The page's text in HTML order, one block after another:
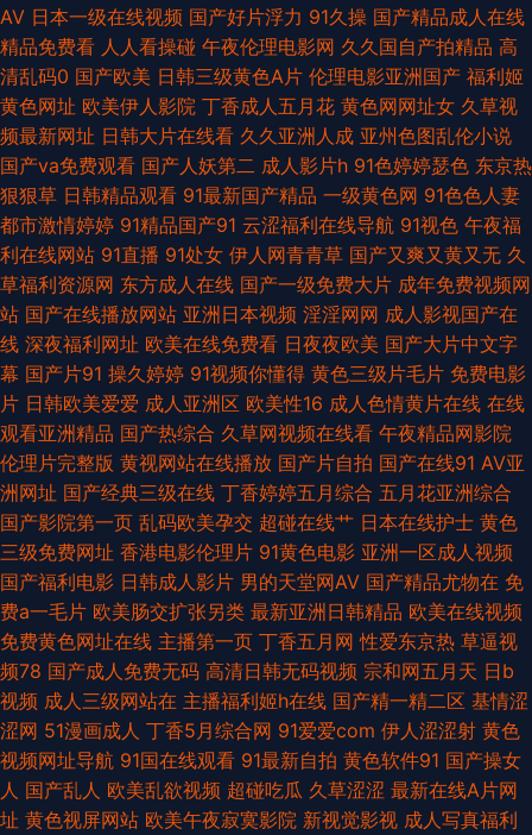
51社区精品视频 久久草莓在线视频 久久嫩草免费看 尤物在线导航 超碰级品
老湿影院体验区 91狼人社 国产韩国精品一 日韩成人一区 91黄色网 九一在線
免費觀看 超碰在线网站 天堂女优久久 豆花AV网站入口 欧美群p成人网 91视
频官网社区 国产欧美性交 欧洲亚洲自拍 97在线 男人天堂社区 日韩欧美sss
日韩伦理片网站 日韩专区视频 亚洲色图另类图片 91豆花视频在线 av天堂电
影网 豆花AV网站入口 午夜福利院产业 国产精成人品AV 久草免费福利 人妖
操伪娘 四虎影像 五月四房色播婷婷 91资源网址 AV男人 肏屄无码日韩 成人
影片金明 美女免费αV 日韩高清第一页 五月天精品导航 性爱探花视频 超碰伊
人97 玖草资源站 免费的瑟瑟的网站 青青草精品资源站 日韩素人无码 超碰九
色111 日韩久久 AV美女网址 萌白酱白虎一线天 婷婷成人淫网 A片网纸 欧美
性爱V 成人含羞草 欧美操逼1区 日本片网址 高清在线观看av 日韩A片做爱网
站 伊人蕉久 操少妇的b 男女上床视频 午夜影院006 操日本美女 久草在线视
频不卡 熟女熟妇BBw 91人妻人妻 青娱乐豆花午夜 WWW嫩逼91 蜜臀69 亚
洲成人福利导航 波多野吉衣av 老司机激情福利 午夜成人影院 成人色影免费
AV 日本一级在线视频 国产好片浮力 91久操 国产精品成人在线
精品免费看 人人看操碰 午夜伦理电影网 久久国自产拍精品 高
清乱码0 国产欧美 日韩三级黄色A片 伦理电影亚洲国产 福利姬
黄色网址 欧美伊人影院 丁香成人五月花 黄色网网址女 久草视
频最新网址 日韩大片在线看 久久亚洲人成 亚州色图乱伦小说
国产va免费观看 国产人妖第二 成人影片h 91色婷婷瑟色 东京热
狠狠草 日韩精品观看 91最新国产精品 一级黄色网 91色色人妻
都市激情婷婷 91精品国产91 云涩福利在线导航 91视色 午夜福
利在线网站 91直播 91处女 伊人网青青草 国产又爽又黄又无 久
草福利资源网 东方成人在线 国产一级免费大片 成年免费视频网
站 国产在线播放网站 亚洲日本视频 淫淫网网 成人影视国产在
线 深夜福利网址 欧美在线免费看 日夜夜欧美 国产大片中文字
幕 国产片91 操久婷婷 91视频你懂得 黄色三级片毛片 免费电影
片 日韩欧美爱爱 成人亚洲区 欧美性16 成人色情黄片在线 在线
观看亚洲精品 国产热综合 久草网视频在线看 午夜精品网影院
伦理片完整版 黄视网站在线播放 国产片自拍 国产在线91 AV亚
洲网址 国产经典三级在线 丁香婷婷五月综合 五月花亚洲综合
国产影院第一页 乱码欧美孕交 超碰在线艹 日本在线护士 黄色
三级免费网址 香港电影伦理片 91黄色电影 亚洲一区成人视频
国产福利电影 日韩成人影片 男的天堂网AV 国产精品尤物在 免
费a一毛片 欧美肠交扩张另类 最新亚洲日韩精品 欧美在线视频
免费黄色网址在线 主播第一页 丁香五月网 性爱东京热 草逼视
频78 国产成人免费无码 高清日韩无码视频 宗和网五月天 日b
视频 成人三级网站在 主播福利姬h在线 国产精一精二区 基情涩
涩网 51漫画成人 丁香5月综合网 91爱爱com 伊人涩涩射 黄色
视频网址导航 91国在线观看 91最新自拍 黄色软件91 国产操女
人 国产乱人 欧美乱欲视频 超碰吃瓜 久草涩涩 最新在线A片网
址 黄色视屏网站 欧美午夜寂寞影院 新视觉影视 成人写真福利